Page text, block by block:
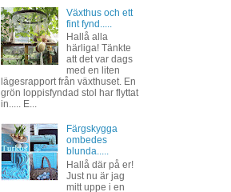
Växthus och ett
fint fynd.....
Hallå alla
härliga! Tänkte
att det var dags
med en liten
lägesrapport från växthuset. En
grön loppisfyndad stol har flyttat
in..... E...
Färgskygga
ombedes
blunda.....
Hallå där på er!
Just nu är jag
mitt uppe i en